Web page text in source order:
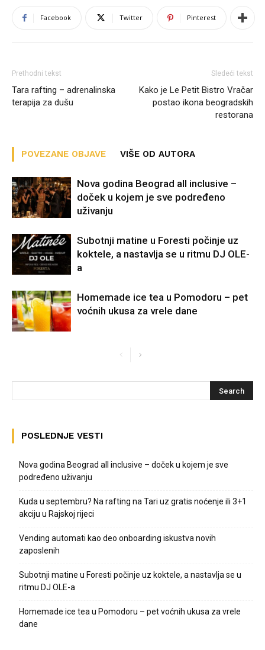
Facebook Twitter Pinterest
Prethodni tekst
Tara rafting – adrenalinska
terapija za dušu
Sledeći tekst
Kako je Le Petit Bistro Vračar
postao ikona beogradskih
restorana
POVEZANE OBJAVE VIŠE OD AUTORA
Nova godina Beograd all inclusive –
doček u kojem je sve podređeno
uživanju
Subotnji matine u Foresti počinje uz
koktele, a nastavlja se u ritmu DJ OLE-
a
Homemade ice tea u Pomodoru – pet
voćnih ukusa za vrele dane
POSLEDNJE VESTI
Nova godina Beograd all inclusive – doček u kojem je sve
podređeno uživanju
Kuda u septembru? Na rafting na Tari uz gratis noćenje ili 3+1
akciju u Rajskoj rijeci
Vending automati kao deo onboarding iskustva novih
zaposlenih
Subotnji matine u Foresti počinje uz koktele, a nastavlja se u
ritmu DJ OLE-a
Homemade ice tea u Pomodoru – pet voćnih ukusa za vrele
dane